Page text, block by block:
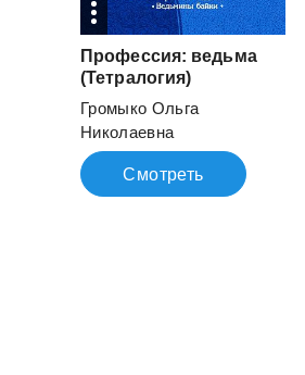
Профессия: ведьма
(Тетралогия)
Громыко Ольга
Николаевна
Смотреть